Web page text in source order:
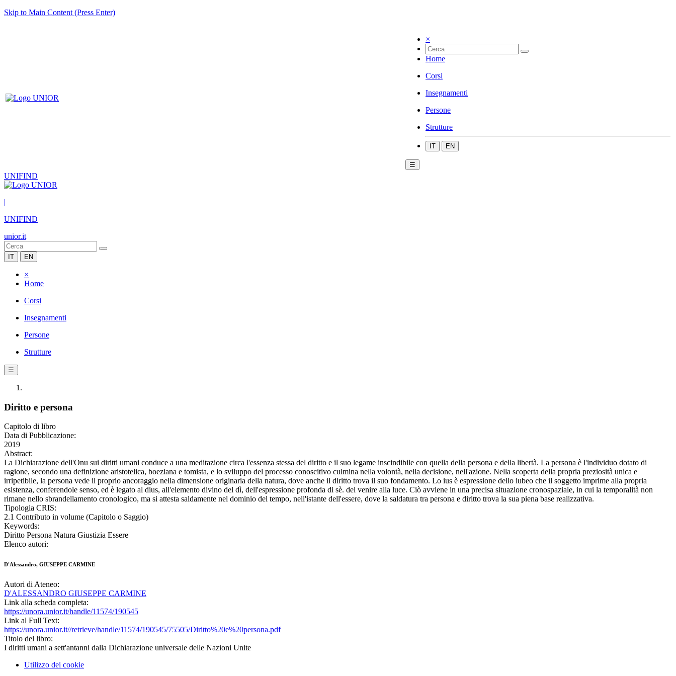
Skip to Main Content (Press Enter)
×
Home
Corsi
Insegnamenti
Persone
Strutture
IT EN
☰
UNIFIND
|
UNIFIND
unior.it
IT EN
×
Home
Corsi
Insegnamenti
Persone
Strutture
☰
Diritto e persona
Capitolo di libro
Data di Pubblicazione:
2019
Abstract:
La Dichiarazione dell'Onu sui diritti umani conduce a una meditazione circa l'essenza stessa del diritto e il suo legame inscindibile con quella della persona e della libertà. La persona è l'individuo dotato di
ragione, secondo una definizione aristotelica, boeziana e tomista, e lo sviluppo del processo conoscitivo culmina nella volontà, nella decisione, nell'azione. Nella scoperta della propria preziosità unica e
irripetibile, la persona vede il proprio ancoraggio nella dimensione originaria della natura, dove anche il diritto trova il suo fondamento. Lo ius è espressione dello iubeo che il soggetto imprime alla propria
esistenza, conferendole senso, ed è legato al dius, all'elemento divino del dì, dell'espressione profonda di sè. del venire alla luce. Ciò avviene in una precisa situazione cronospaziale, in cui la temporalità non
rimane nello sbrandellamento cronologico, ma si attesta saldamente nel dominio del tempo, nell'istante dell'essere, dove la saldatura tra persona e diritto trova la sua piena base realizzativa.
Tipologia CRIS:
2.1 Contributo in volume (Capitolo o Saggio)
Keywords:
Diritto Persona Natura Giustizia Essere
Elenco autori:
D'Alessandro, GIUSEPPE CARMINE
Autori di Ateneo:
D'ALESSANDRO GIUSEPPE CARMINE
Link alla scheda completa:
https://unora.unior.it/handle/11574/190545
Link al Full Text:
https://unora.unior.it//retrieve/handle/11574/190545/75505/Diritto%20e%20persona.pdf
Titolo del libro:
I diritti umani a sett'antanni dalla Dichiarazione universale delle Nazioni Unite
Utilizzo dei cookie